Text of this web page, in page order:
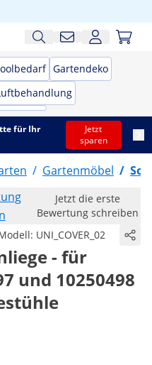
Gartendeko
für Ihr
Jetzt
sparen
/ Gartenmöbel /
Jetzt die erste
Bewertung schreiben
UNI_COVER_02
- für
und 10250498